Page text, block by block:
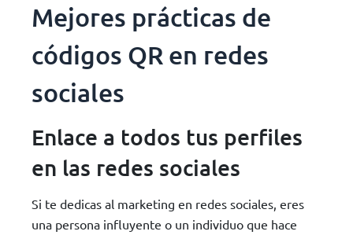
Mejores prácticas de
códigos QR en redes
sociales
Enlace a todos tus perfiles
en las redes sociales
Si te dedicas al marketing en redes sociales, eres
una persona influyente o un individuo que hace